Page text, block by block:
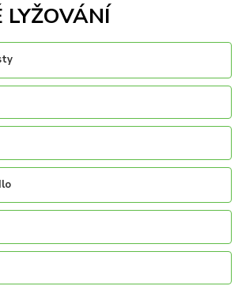
LYŽOVÁNÍ